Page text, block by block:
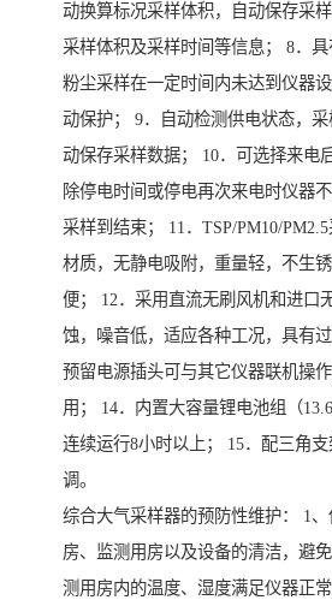
动换算标况采样体积，自动保存采
采样体积及采样时间等信息； 8．具
粉尘采样在一定时间内未达到仪器
动保护； 9．自动检测供电状态，
动保存采样数据； 10．可选择来电
除停电时间或停电再次来电时仪器
采样到结束； 11．TSP/PM10/
材质，无静电吸附，重量轻，不生
便； 12．采用直流无刷风机和进口
蚀，噪音低，适应各种工况，具有过
预留电源插头可与其它仪器联机操
用； 14．内置大容量锂电池组（
连续运行8小时以上； 15．配三角支
调。
综合大气采样器的预防性维护： 1
房、监测用房以及设备的清洁，避
测用房内的温度、湿度满足仪器正常